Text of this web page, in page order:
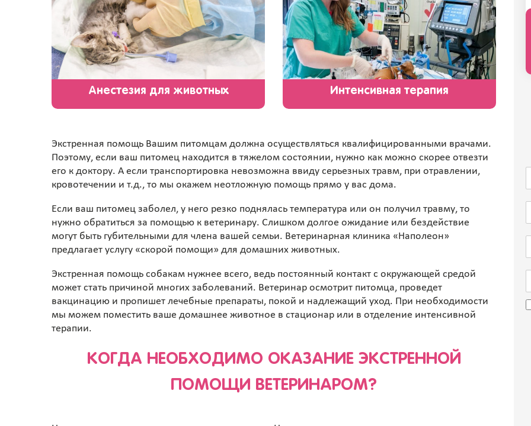
Анестезия для животных Интенсивная терапия
Экстренная помощь Вашим питомцам должна осуществляться квалифицированными врачами.
Поэтому, если ваш питомец находится в тяжелом состоянии, нужно как можно скорее отвезти
его к доктору. А если транспортировка невозможна ввиду серьезных травм, при отравлении,
кровотечении и т.д., то мы окажем неотложную помощь прямо у вас дома.
Если ваш питомец заболел, у него резко поднялась температура или он получил травму, то
нужно обратиться за помощью к ветеринару. Слишком долгое ожидание или бездействие
могут быть губительными для члена вашей семьи. Ветеринарная клиника «Наполеон»
предлагает услугу «скорой помощи» для домашних животных.
Экстренная помощь собакам нужнее всего, ведь постоянный контакт с окружающей средой
может стать причиной многих заболеваний. Ветеринар осмотрит питомца, проведет
вакцинацию и пропишет лечебные препараты, покой и надлежащий уход. При необходимости
мы можем поместить ваше домашнее животное в стационар или в отделение интенсивной
терапии.
КОГДА НЕОБХОДИМО ОКАЗАНИЕ ЭКСТРЕННОЙ
ПОМОЩИ ВЕТЕРИНАРОМ?